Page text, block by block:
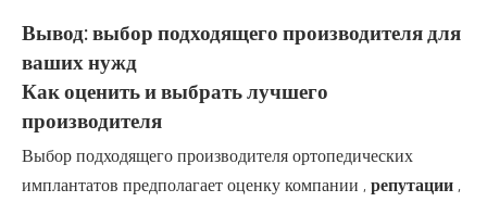
Вывод: выбор подходящего производителя для
ваших нужд
Как оценить и выбрать лучшего
производителя
Выбор подходящего производителя ортопедических
имплантатов предполагает оценку компании , репутации ,